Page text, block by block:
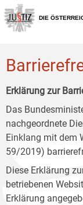
Zur
Hauptnavigation
[1]
Zum
Inhalt
[2]
Zum
Untermenü
[3]
DIE
Erklärung zur
Das
nachgeordnete
Einklang mit dem
59/2019)
Diese Erklärung
betriebenen
Erklärung